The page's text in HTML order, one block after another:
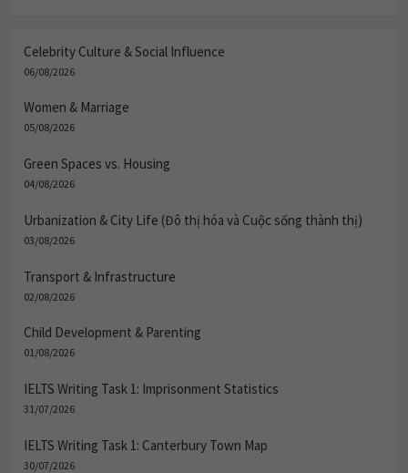
Celebrity Culture & Social Influence
06/08/2026
Women & Marriage
05/08/2026
Green Spaces vs. Housing
04/08/2026
Urbanization & City Life (Đô thị hóa và Cuộc sống thành thị)
03/08/2026
Transport & Infrastructure
02/08/2026
Child Development & Parenting
01/08/2026
IELTS Writing Task 1: Imprisonment Statistics
31/07/2026
IELTS Writing Task 1: Canterbury Town Map
30/07/2026